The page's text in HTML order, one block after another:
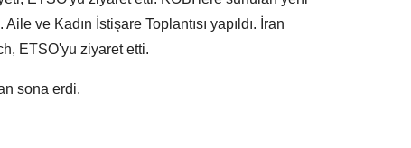
ve Kadın İstişare Toplantısı yapıldı. İran
ETSO'yu ziyaret etti.
sona erdi.